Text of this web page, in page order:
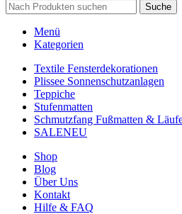
Suche
Menü
Kategorien
Textile Fensterdekorationen
Plissee Sonnenschutzanlagen
Teppiche
Stufenmatten
Schmutzfang Fußmatten &
SALENEU
Shop
Blog
Über Uns
Kontakt
Hilfe & FAQ